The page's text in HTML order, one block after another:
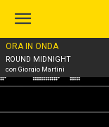
ORA IN ONDA
ROUND MIDNIGHT
con Giorgio Martini
Home